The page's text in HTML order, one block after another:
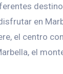
en
el centro
el